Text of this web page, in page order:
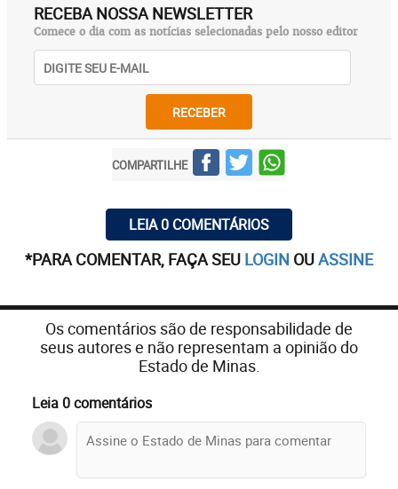
RECEBA NOSSA NEWSLETTER
Comece o dia com as notícias selecionadas pelo nosso editor
RECEBER
COMPARTILHE
LEIA 0 COMENTÁRIOS
*PARA COMENTAR, FAÇA SEU LOGIN OUASSINE
Os comentários são de responsabilidade de
seus autores e não representam a opinião do
Estado de Minas.
Leia 0 comentários